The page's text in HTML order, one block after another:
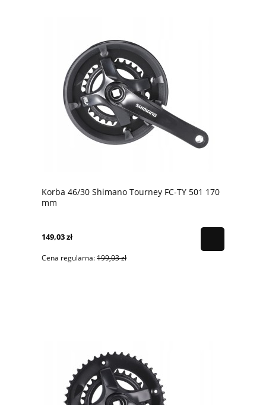
Korba 46/30 Shimano Tourney FC-TY 501 170
mm
149,03 zł
Cena regularna:199,03 zł